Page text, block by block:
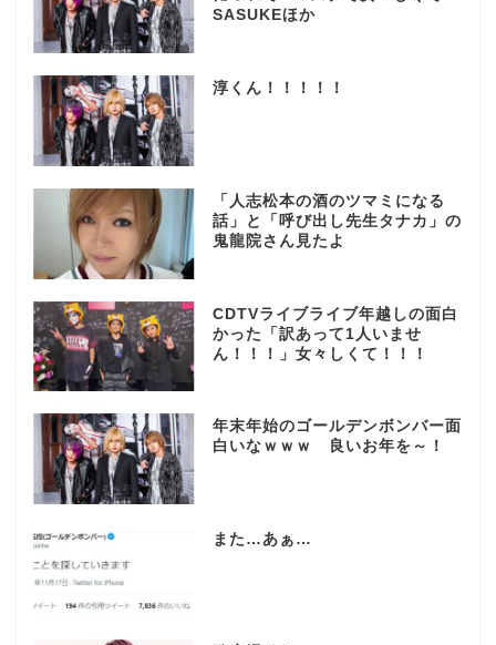
SASUKEほか
淳くん！！！！！
「人志松本の酒のツマミになる
話」と「呼び出し先生タナカ」の
鬼龍院さん見たよ
CDTVライブライブ年越しの面白
かった「訳あって1人いませ
ん！！！」女々しくて！！！
年末年始のゴールデンボンバー面
白いなｗｗｗ 良いお年を～！
また…あぁ…